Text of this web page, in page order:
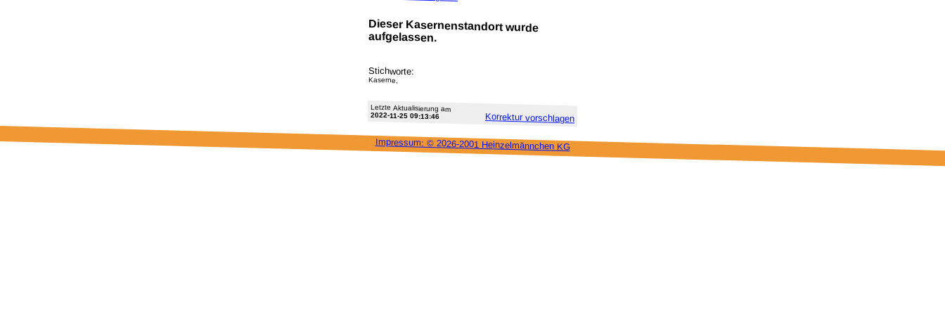
Dieser Kasernenstandort wurde
aufgelassen.
Stichworte:
Kaserne,
Letzte Aktu­alisie­rung am
2022-11-25 09:13:46 Korrektur vor­schlagen
Impressum: © 2026-2001 Heinzel­männchen KG